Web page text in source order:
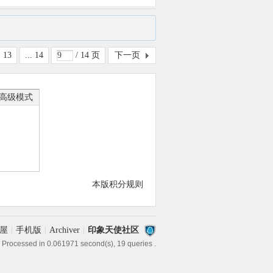
13 ... 14 / 14 页 下一页
高级模式
本版积分规则
手机版 Archiver 印象天使社区
, Processed in 0.061971 second(s), 19 queries .